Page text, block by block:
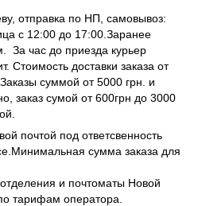
отправка по НП, самовывоз:
с 12:00 до 17:00.Заранее
За час до приезда курьер
Стоимость доставки заказа от
суммой от 5000 грн. и
заказ сумой от 600грн до 3000
почтой под ответсвенность
сумма заказа для
и почтоматы Новой
тарифам оператора.